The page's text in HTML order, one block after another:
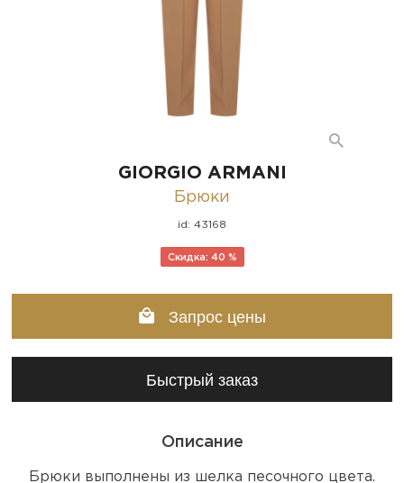
GIORGIO ARMANI
Брюки
id: 43168
Скидка: 40 %
Запрос цены
Быстрый заказ
Описание
Брюки выполнены из шелка песочного цвета.